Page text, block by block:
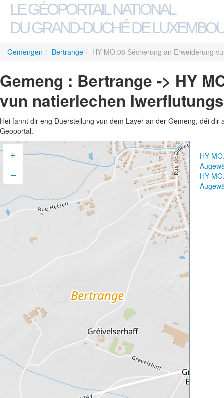
LE GÉOPORTAIL NATIONAL
DU GRAND-DUCHÉ DE
Gemengen / Bertrange / HY MO.08 Sécherung an Erweiderung
Gemeng : Bertrange -> HY
vun natierlechen
Hei fannt dir eng Duerstellung vun dem Layer an der Gemeng, déi
Geoportal.
+
–
HY
HY